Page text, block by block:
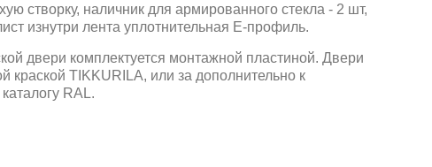
створку, наличник для армированного стекла - 2 шт,
изнутри лента уплотнительная Е-профиль.
двери комплектуется монтажной пластиной. Двери
краской TIKKURILA, или за дополнительно к
RAL.